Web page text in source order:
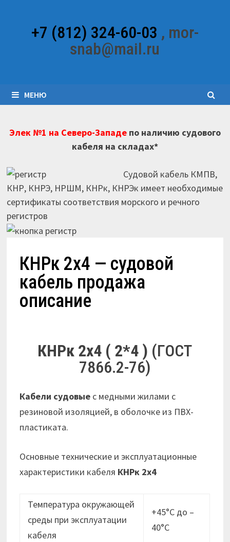
содержимому+7 (812) 324-60-03 , mor-
snab@mail.ru
МЕНЮ
Элек №1 на Северо-Западепо наличию судового
кабеля на складах*
Судовой кабель КМПВ,
КНР, КНРЭ, НРШМ, КНРк, КНРЭк имеет необходимые
сертификаты соответствия морского и речного
регистров
КНРк 2х4 — судовой
кабель продажа
описание
КНРк 2х4 ( 2*4 ) (ГОСТ
7866.2-76)
Кабели судовые с медными жилами с
резиновой изоляцией, в оболочке из ПВХ-
пластиката.
Основные технические и эксплуатационные
характеристики кабеля КНРк 2х4
Температура окружающей
среды при эксплуатации
кабеля
+45°С до –
40°С